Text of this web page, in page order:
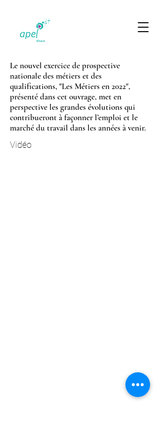
Le nouvel exercice de prospective
nationale des métiers et des
qualifications, "Les Métiers en 2022",
présenté dans cet ouvrage, met en
perspective les grandes évolutions qui
contribueront à façonner l’emploi et le
marché du travail dans les années à venir.
Vidéo